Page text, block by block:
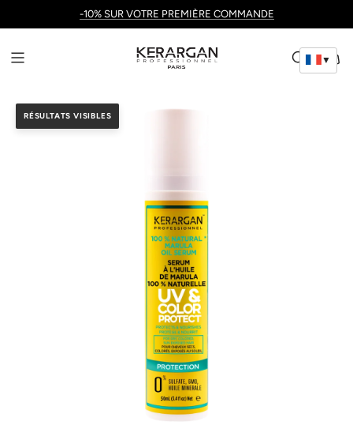
-10% SUR VOTRE PREMIÈRE COMMANDE
▼
RÉSULTATS VISIBLES